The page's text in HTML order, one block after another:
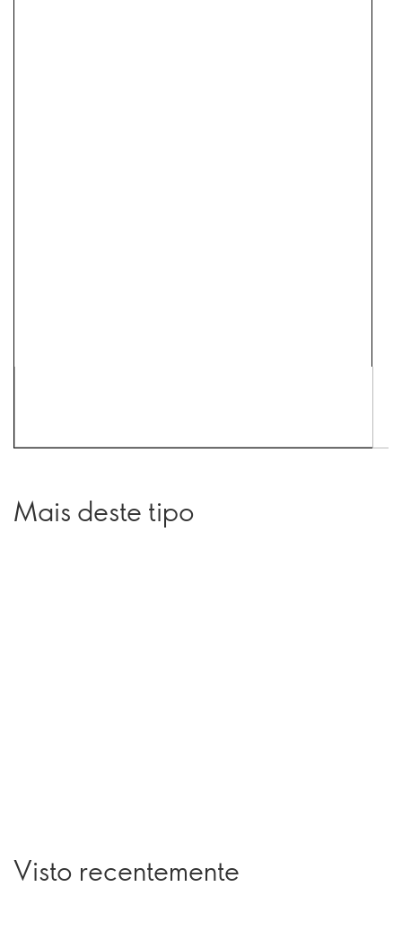
Mais deste tipo
Visto recentemente